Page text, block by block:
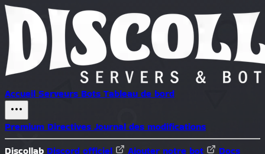
Accueil Serveurs Bots Tableau de bord
Premium Directives Journal des modifications
Discollab Discord officiel Ajouter notre bot
Docs